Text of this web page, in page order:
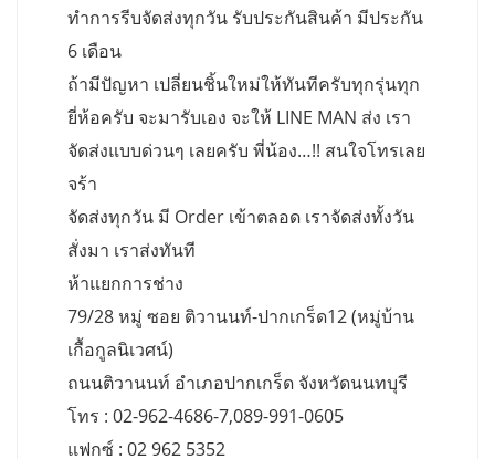
ทำการรีบจัดส่งทุกวัน รับประกันสินค้า มีประกัน
6 เดือน
ถ้ามีปัญหา เปลี่ยนชิ้นใหม่ให้ทันทีครับทุกรุ่นทุก
ยี่ห้อครับ จะมารับเอง จะให้ LINE MAN ส่ง เรา
จัดส่งแบบด่วนๆ เลยครับ พี่น้อง…!! สนใจโทรเลย
จร้า
จัดส่งทุกวัน มี Order เข้าตลอด เราจัดส่งทั้งวัน
สั่งมา เราส่งทันที
ห้าแยกการช่าง
79/28 หมู่ ซอย ติวานนท์-ปากเกร็ด12 (หมู่บ้าน
เกื้อกูลนิเวศน์)
ถนนติวานนท์ อำเภอปากเกร็ด จังหวัดนนทบุรี
โทร : 02-962-4686-7,089-991-0605
แฟกซ์ : 02 962 5352